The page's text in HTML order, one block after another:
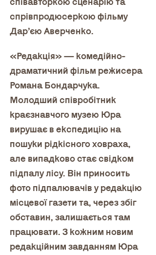
спрівпродюсеркою фільму
Дар’єю Аверченко.
«Редакція» — комедійно-
драматичний фільм режисера
Романа Бондарчука.
Молодший співробітник
краєзнавчого музею Юра
вирушає в експедицію на
пошуки рідкісного ховраха,
але випадково стає свідком
підпалу лісу. Він приносить
фото підпалювачів у редакцію
місцевої газети та, через збіг
обставин, залишається там
працювати. З кожним новим
редакційним завданням Юра